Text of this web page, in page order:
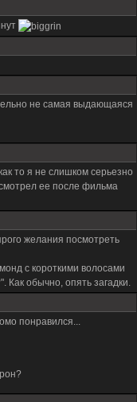
не самая выдающаяся
то я не слишком серьезно
ее после фильма
желания посмотреть
с короткими волосами
Как обычно, опять загадки.
понравился...